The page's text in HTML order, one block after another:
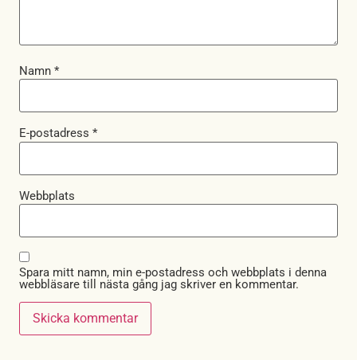
Namn *
E-postadress *
Webbplats
Spara mitt namn, min e-postadress och webbplats i denna
webbläsare till nästa gång jag skriver en kommentar.